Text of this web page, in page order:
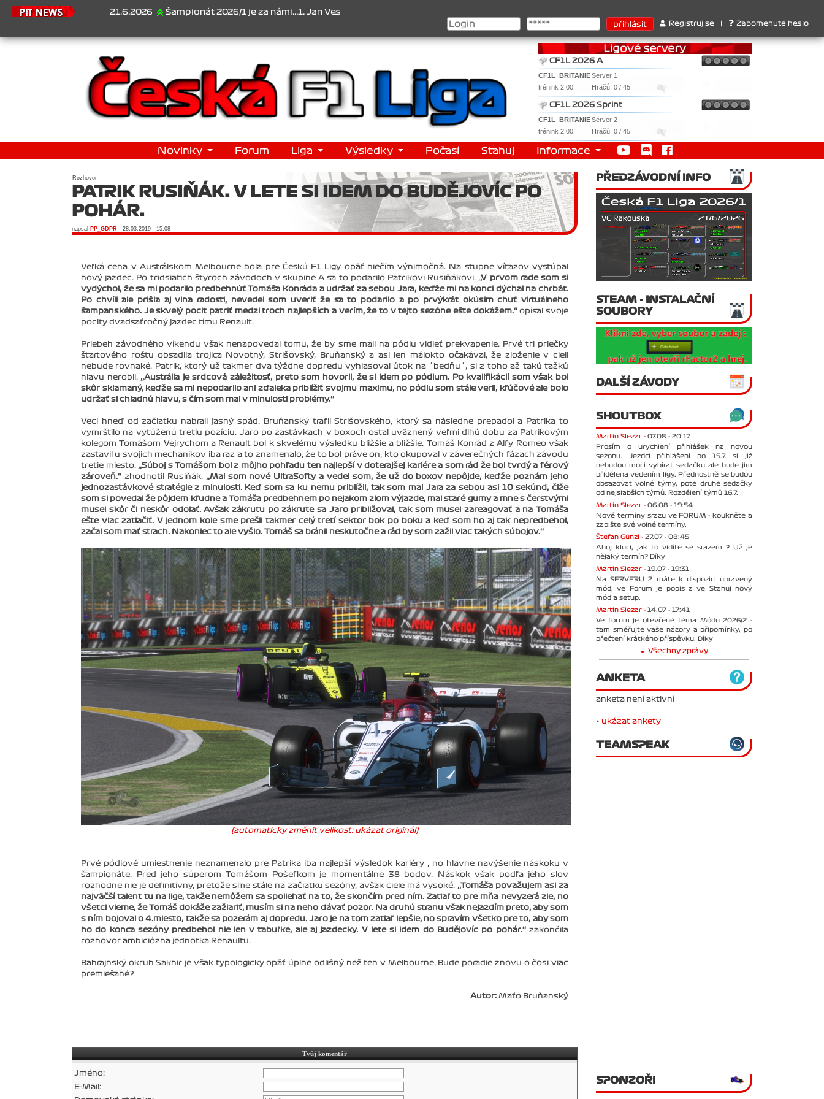
21.6.2026 Šampionát 2026/1 je za námi...1. Jan Veselý , 2. Jan Nováček , 3. Jakub Chmelík , Pohár konstruktérů : 1. Ferrari . 2. Williams , 3. RedBull ..... SprintCup - 1. Jan
Registruj se Zapomenuté heslo
CF1L 2026 A
CF1L_BRITANIEServer 1
trénink 2:00
Hráčů: 0 / 45
CF1L 2026 Sprint
CF1L_BRITANIEServer 2
trénink 2:00
Hráčů: 0 / 45
Novinky Forum Liga Výsledky Počasí Stahuj Informace
Rozhovor
PATRIK RUSIŇÁK: V LETE SI IDEM DO BUDĚJOVÍC PO
POHÁR.
napsal PP_GDPR - 28.03.2019 - 15:08
Veľká cena v Austrálskom Melbourne bola pre Českú F1 Ligy opäť niečím výnimočná. Na stupne víťazov vystúpal
nový jazdec. Po tridsiatich štyroch závodoch v skupine A sa to podarilo Patrikovi Rusiňákovi. ‚‚V prvom rade som si
vydýchol, že sa mi podarilo predbehnúť Tomáša Konráda a udržať za sebou Jara, keďže mi na konci dýchal na chrbát.
Po chvíli ale prišla aj vlna radosti, nevedel som uveriť že sa to podarilo a po prvýkrát okúsim chuť virtuálneho
šampanského. Je skvelý pocit patriť medzi troch najlepších a verím, že to v tejto sezóne ešte dokážem.‘‘opísal svoje
pocity dvadsaťročný jazdec tímu Renault.
Priebeh závodného víkendu však nenapovedal tomu, že by sme mali na pódiu vidieť prekvapenie. Prvé tri priečky
štartového roštu obsadila trojica Novotný, Strišovský, Bruňanský a asi len málokto očakával, že zloženie v cieli
nebude rovnaké. Patrik, ktorý už takmer dva týždne dopredu vyhlasoval útok na ´bedňu´, si z toho až takú ťažkú
hlavu nerobil. ‚‚Austrália je srdcová záležitosť, preto som hovoril, že si idem po pódium. Po kvalifikácií som však bol
skôr sklamaný, keďže sa mi nepodarilo ani zďaleka priblížiť svojmu maximu, no pódiu som stále veril, kľúčové ale bolo
udržať si chladnú hlavu, s čím som mal v minulosti problémy.‘‘
Veci hneď od začiatku nabrali jasný spád. Bruňanský trafil Strišovského, ktorý sa následne prepadol a Patrika to
vymrštilo na vytúženú tretiu pozíciu. Jaro po zastávkach v boxoch ostal uväznený veľmi dlhú dobu za Patrikovým
kolegom Tomášom Vejrychom a Renault bol k skvelému výsledku bližšie a bližšie. Tomáš Konrád z Alfy Romeo však
zastavil u svojich mechanikov iba raz a to znamenalo, že to bol práve on, kto okupoval v záverečných fázach závodu
tretie miesto. ‚‚Súboj s Tomášom bol z môjho pohľadu ten najlepší v doterajšej kariére a som rád že bol tvrdý a férový
zároveň.‘‘ zhodnotil Rusiňák. ‚‚Mal som nové UltraSofty a vedel som, že už do boxov nepôjde, keďže poznám jeho
jednozastávkové stratégie z minulosti. Keď som sa ku nemu priblížil, tak som mal Jara za sebou asi 10 sekúnd, čiže
som si povedal že pôjdem kľudne a Tomáša predbehnem po nejakom zlom výjazde, mal staré gumy a mne s čerstvými
musel skôr či neskôr odolať. Avšak zákrutu po zákrute sa Jaro približoval, tak som musel zareagovať a na Tomáša
ešte viac zatlačiť. V jednom kole sme prešli takmer celý tretí sektor bok po boku a keď som ho aj tak nepredbehol,
začal som mať strach. Nakoniec to ale vyšlo. Tomáš sa bránil neskutočne a rád by som zažil viac takých súbojov.‘‘
(automaticky změnit velikost: ukázat originál)
Prvé pódiové umiestnenie neznamenalo pre Patrika iba najlepší výsledok kariéry , no hlavne navýšenie náskoku v
šampionáte. Pred jeho súperom Tomášom Pošefkom je momentálne 38 bodov. Náskok však podľa jeho slov
rozhodne nie je definitívny, pretože sme stále na začiatku sezóny, avšak ciele má vysoké. ‚‚Tomáša považujem asi za
najväčší talent tu na lige, takže nemôžem sa spoliehať na to, že skončím pred ním. Zatiaľ to pre mňa nevyzerá zle, no
všetci vieme, že Tomáš dokáže zažiariť, musím si na neho dávať pozor. Na druhú stranu však nejazdím preto, aby som
s ním bojoval o 4.miesto, takže sa pozerám aj dopredu. Jaro je na tom zatiaľ lepšie, no spravím všetko pre to, aby som
ho do konca sezóny predbehol nie len v tabuľke, ale aj jazdecky. V lete si idem do Budějovíc po pohár.‘‘zakončila
rozhovor ambiciózna jednotka Renaultu.
Bahrajnský okruh Sakhir je však typologicky opäť úplne odlišný než ten v Melbourne. Bude poradie znovu o čosi viac
premiešané?
Autor: Maťo Bruňanský
Tvůj komentář
Jméno:
E-Mail:
PŘEDZÁVODNÍ INFO
STEAM - INSTALAČNÍ
SOUBORY
DALŠÍ ZÁVODY
SHOUTBOX
Martin Slezar - 07.08 - 20:17
Prosím o urychlení přihlášek na novou
sezonu. Jezdci přihlášení po 15.7. si již
nebudou moci vybírat sedačku ale bude jim
přidělena vedením ligy. Přednostně se budou
obsazovat volné týmy, poté druhé sedačky
od nejslabších týmů. Rozdělení týmů 16.7.
Martin Slezar - 06.08 - 19:54
Nové termíny srazu ve FORUM - koukněte a
zapište své volné termíny.
Štefan Günzl - 27.07 - 08:45
Ahoj kluci, jak to vidíte se srazem ? Už je
nějaký termín? Díky
Martin Slezar - 19.07 - 19:31
Na SERVERU 2 máte k dispozici upravený
mód, ve Forum je popis a ve Stahuj nový
mód a setup.
Martin Slezar - 14.07 - 17:41
Ve forum je otevřené téma Módu 2026/2 -
tam směřujte vaše názory a připomínky, po
přečtení krátkého příspěvku. Díky
Všechny zprávy
ANKETA
anketa není aktivní
• ukázat ankety
TEAMSPEAK
SPONZOŘI